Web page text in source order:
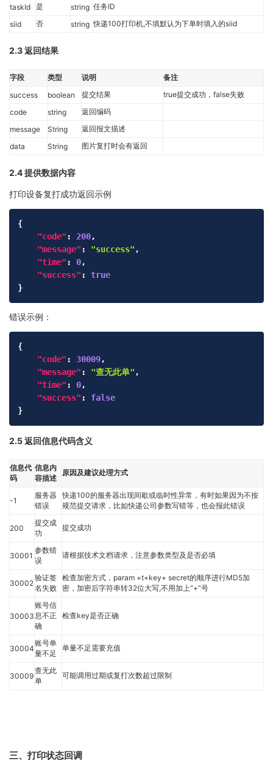
taskId 是 string 任务ID
siid
否 string 快递100打印机,不填默认为下单时填入的siid
2.3 返回结果
字段 类型 说明
备注
success
boolean 提交结果
true提交成功，false失败
code
string
返回编码
message
String
返回报文描述
data
String 图片复打时会有返回
2.4 提供数据内容
打印设备复打成功返回示例
{
"code" : 200,
"message" : "success" ,
"time" : 0,
"success" :
true
}
错误示例：
{
"code" : 30009,
"message" : "查无此单" ,
"time" : 0,
"success" :
false
}
2.5 返回信息代码含义
信息代
码
信息内
容描述
原因及建议处理方式
-1
服务器
错误
快递100的服务器出现间歇或临时性异常，有时如果因为不按
规范提交请求，比如快递公司参数写错等，也会报此错误
200
提交成
功
提交成功
30001
参数错
误
请根据技术文档请求，注意参数类型及是否必填
30002
验证签
名失败
检查加密方式，param +t+key+ secret的顺序进行MD5加
密，加密后字符串转32位大写,不用加上“+”号
30003
账号信
息不正
确
检查key是否正确
30004
账号单
量不足
单量不足需要充值
30009
查无此
单
可能调用过期或复打次数超过限制
三、打印状态回调